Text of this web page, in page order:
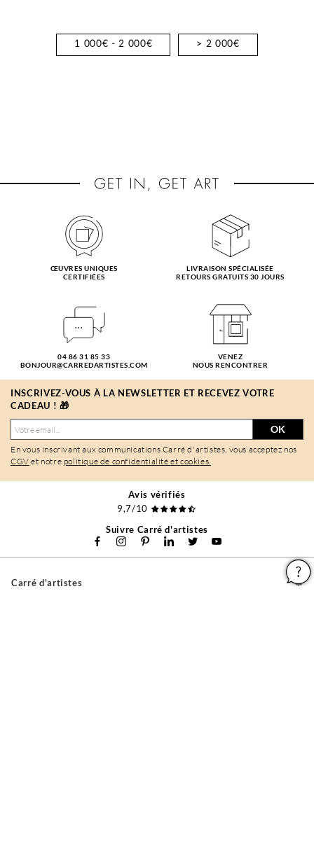
1 000€ - 2 000€ > 2 000€
ŒUVRES UNIQUES
CERTIFIÉES
LIVRAISON SPÉCIALISÉE
RETOURS GRATUITS 30 JOURS
04 86 31 85 33
BONJOUR@CARREDARTISTES.COM
VENEZ
NOUS RENCONTRER
INSCRIVEZ-VOUS À LA NEWSLETTER ET RECEVEZ VOTRE
CADEAU ! 🎁
OK
En vous inscrivant aux communications Carré d'artistes, vous acceptez nos
CGV et notre politique de confidentialité et cookies.
Avis vérifiés
9,7/10
Suivre Carré d'artistes
Carré d'artistes